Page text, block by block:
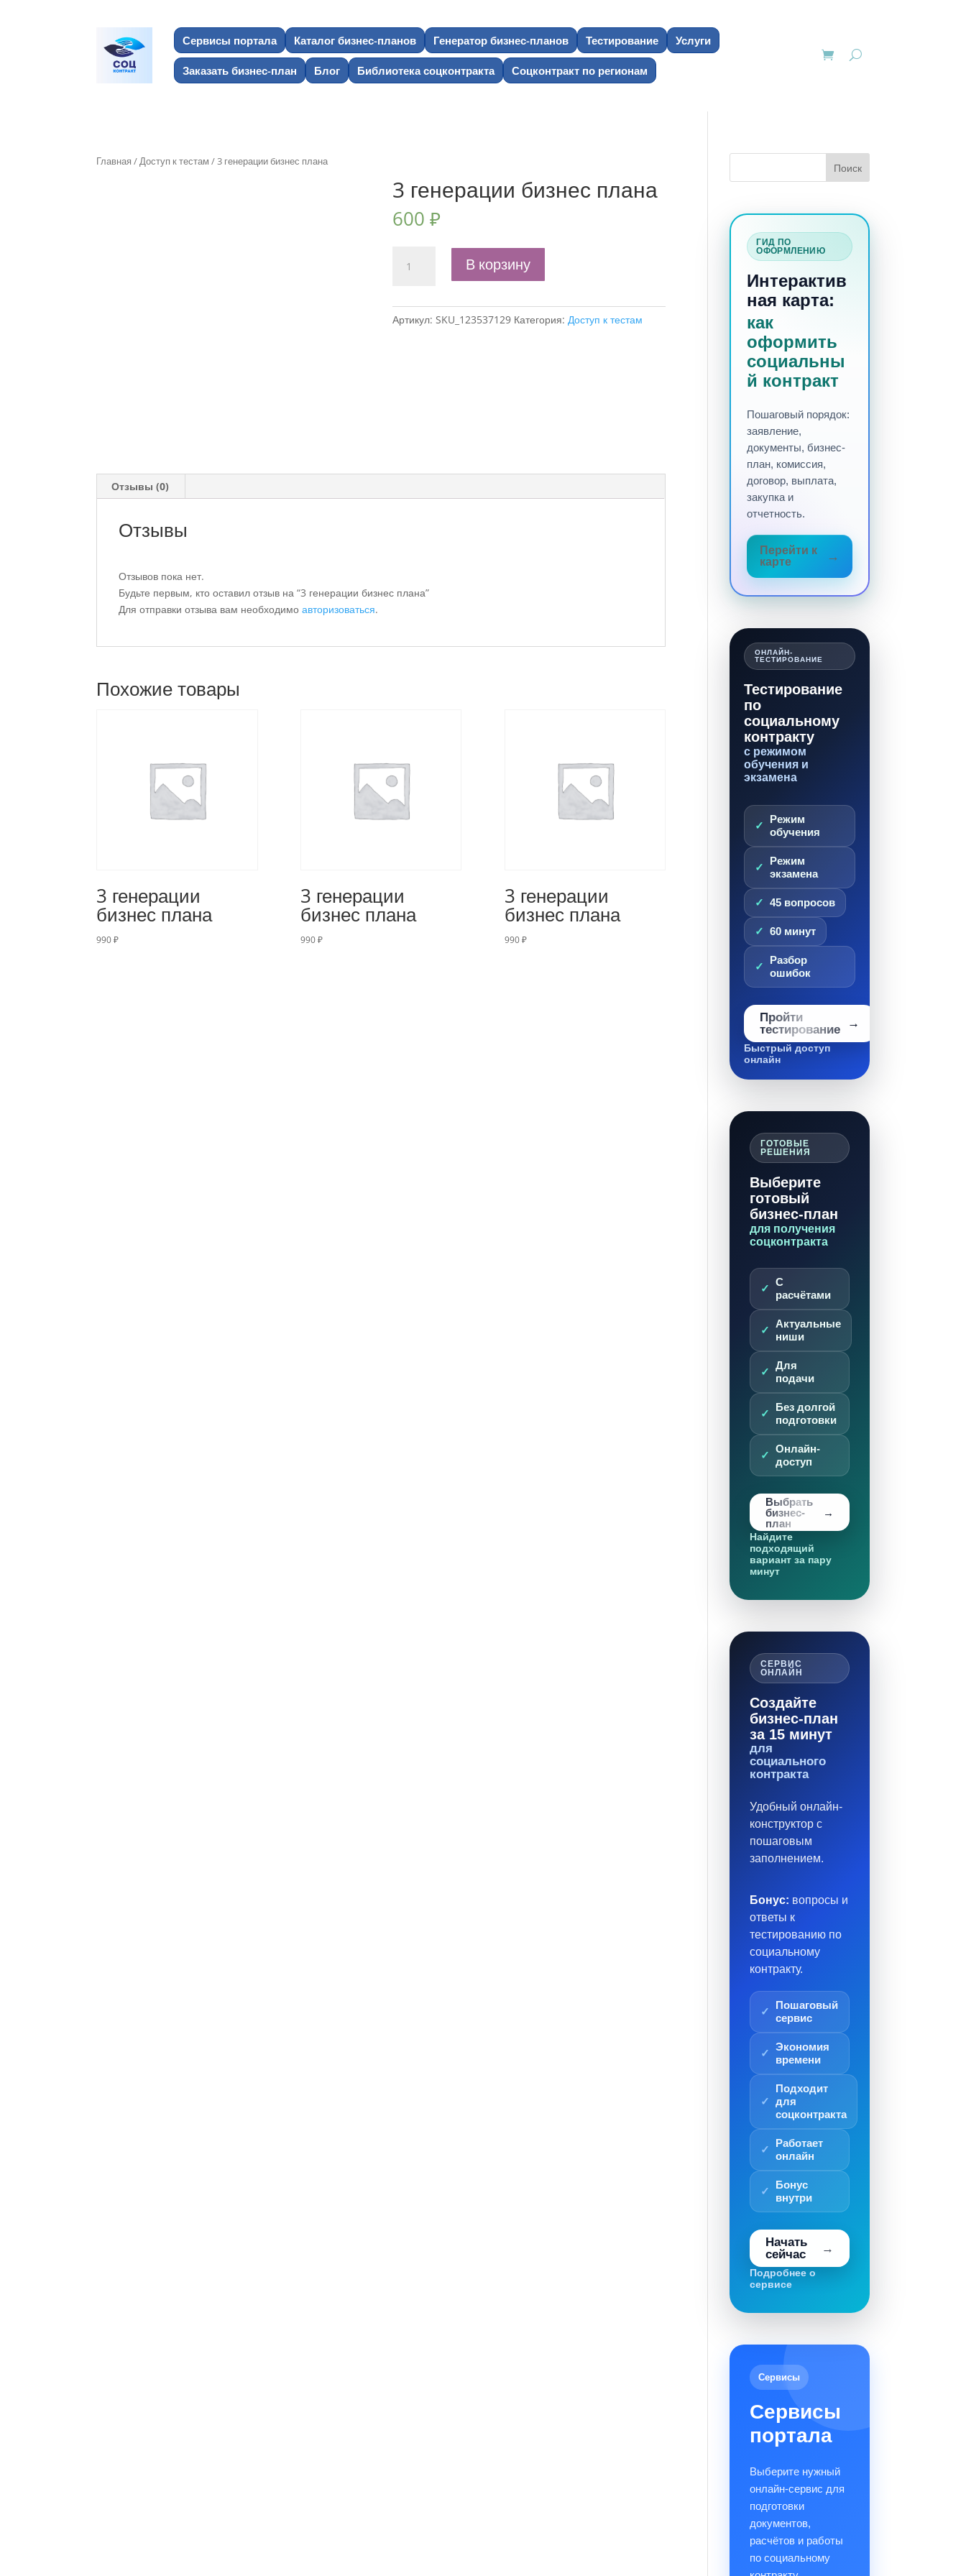
Сервисы портала Каталог бизнес-планов Генератор бизнес-планов Тестирование Услуги
Заказать бизнес-план Блог Библиотека соцконтракта Соцконтракт по регионам
Главная /Доступ к тестам / 3 генерации бизнес плана
3 генерации бизнес плана
600₽
товара
генерации
бизнес
В корзину
Артикул: SKU_123537129 Категория: Доступ к тестам
Отзывы (0)
Отзывы
Отзывов пока нет.
Будьте первым, кто оставил отзыв на “3 генерации бизнес плана”
Для отправки отзыва вам необходимоавторизоваться.
Похожие товары
3 генерации
бизнес плана
990₽
3 генерации
бизнес плана
990₽
3 генерации
бизнес плана
990₽
ГИД ПО
ОФОРМЛЕНИЮ
Интерактив
ная карта:
как
оформить
социальны
й контракт
Пошаговый порядок:
заявление,
документы, бизнес-
план, комиссия,
договор, выплата,
закупка и
отчетность.
Перейти к
карте
ОНЛАЙН-
ТЕСТИРОВАНИЕ
Тестирование
по
социальному
контракту
с режимом
обучения и
экзамена
Режим
обучения
Режим
экзамена
45 вопросов
60 минут
Разбор
ошибок
Пройти
тестирование
Быстрый доступ
онлайн
ГОТОВЫЕ
РЕШЕНИЯ
Выберите
готовый
бизнес-план
для получения
соцконтракта
С
расчётами
Актуальные
ниши
Для
подачи
Без долгой
подготовки
Онлайн-
доступ
Выбрать
бизнес-
план
Найдите
подходящий
вариант за пару
минут
СЕРВИС
ОНЛАЙН
Создайте
бизнес-план
за 15 минут
для
социального
контракта
Удобный онлайн-
конструктор с
пошаговым
заполнением.
Бонус: вопросы и
ответы к
тестированию по
социальному
контракту.
Пошаговый
сервис
Экономия
времени
Подходит
для
соцконтракта
Работает
онлайн
Бонус
внутри
Начать
сейчас
Подробнее о
сервисе
Сервисы
Сервисы
портала
Выберите нужный
онлайн-сервис для
подготовки
документов,
расчётов и работы
по социальному